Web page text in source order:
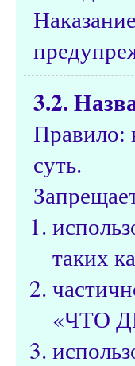
3.2.
Правило:
суть.
таких
«ЧТО